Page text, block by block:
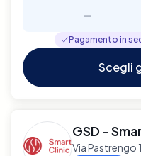
-
Pagamento in
Scegli
GSD -
Via Pastrengo